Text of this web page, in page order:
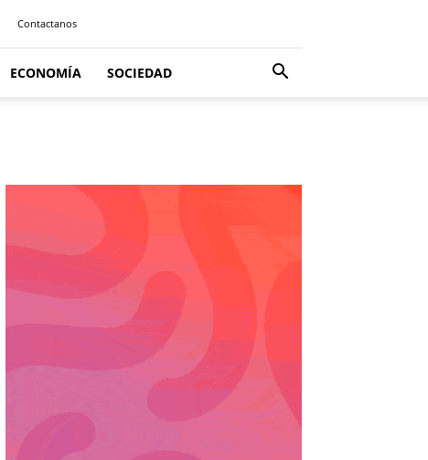
Contactanos
ECONOMÍA SOCIEDAD